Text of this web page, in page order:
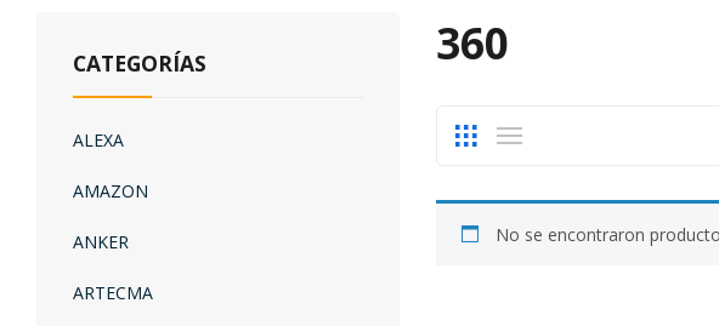
360
No se encontraron
CATEGORÍAS
ALEXA
AMAZON
ANKER
ARTECMA